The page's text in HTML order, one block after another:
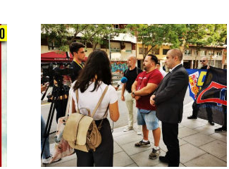
Crónica acto DN
contra la invasión
migratoria y el
gran reemplazo
MADRID 4 DE NOVIEMBRE